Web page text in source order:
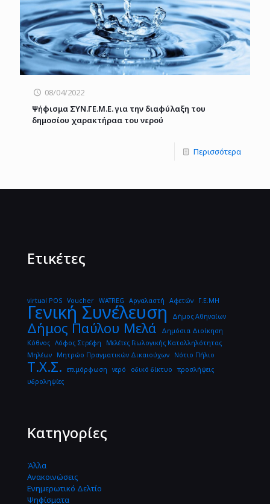
08/04/2022
Ψήφισμα ΣΥΝ.ΓΕ.Μ.Ε. για την διαφύλαξη του
δημοσίου χαρακτήραα του νερού
Περισσότερα
Ετικέτες
virtual POS Voucher WATREG Αργαλαστή Αφετών Γ.Ε.ΜΗ
Γενική Συνέλευση Δήμος Αθηναίων
Δήμος Παύλου Μελά
Δημόσια Διοίκηση
Κύθνος Λόφος Στρέφη
Μελέτες Γεωλογικής Καταλληλότητας
Μηλέων
Μητρώο Πραγματικών Δικαιούχων Νότιο Πήλιο
Τ.Χ.Σ. επιμόρφωση νερό οδικό δίκτυο
προσλήψεις
υδροληψίες
Κατηγορίες
Άλλα
Ανακοινώσεις
Ενημερωτικό Δελτίο
Ψηφίσματα